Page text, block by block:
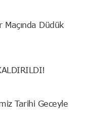
Maçında Düdük
Tarihi Geceyle